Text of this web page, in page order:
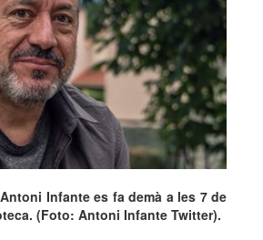
Infante es fa demà a les 7 de
(Foto: Antoni Infante Twitter).